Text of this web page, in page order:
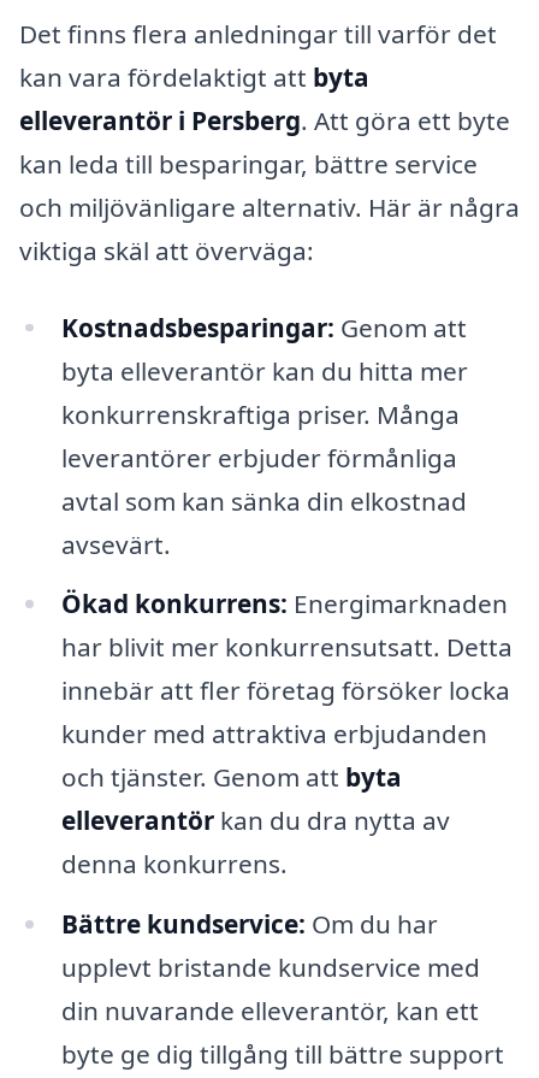
Det finns flera anledningar till varför det
kan vara fördelaktigt att byta
elleverantör i Persberg. Att göra ett byte
kan leda till besparingar, bättre service
och miljövänligare alternativ. Här är några
viktiga skäl att överväga:
Kostnadsbesparingar: Genom att
byta elleverantör kan du hitta mer
konkurrenskraftiga priser. Många
leverantörer erbjuder förmånliga
avtal som kan sänka din elkostnad
avsevärt.
Ökad konkurrens: Energi­marknaden
har blivit mer konkurrensutsatt. Detta
innebär att fler företag försöker locka
kunder med attraktiva erbjudanden
och tjänster. Genom att byta
elleverantörkan du dra nytta av
denna konkurrens.
Bättre kundservice: Om du har
upplevt bristande kundservice med
din nuvarande elleverantör, kan ett
byte ge dig tillgång till bättre support